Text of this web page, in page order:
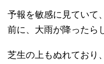
予報を敏感に見ていて
前に、大雨が降ったら
芝生の上もぬれており